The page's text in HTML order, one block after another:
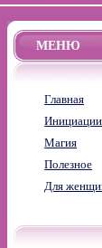
МЕНЮ
Главная
Магия
Полезное
Для